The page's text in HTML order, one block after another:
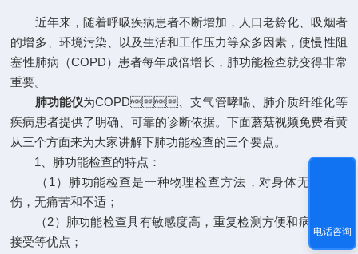
近年来，随着呼吸疾病患者不断增加，人口老龄化、吸烟者
的增多、环境污染、以及生活和工作压力等众多因素，使慢性阻
塞性肺病（COPD）患者每年成倍增长，肺功能检查就变得非常
重要。
肺功能仪为COPD、支气管哮喘、肺介质纤维化等
疾病患者提供了明确、可靠的诊断依据。下面蘑菇视频免费看黄
从三个方面来为大家讲解下肺功能检查的三个要点。
1、肺功能检查的特点：
（1）肺功能检查是一种物理检查方法，对身体无任何损
伤，无痛苦和不适；
（2）肺功能检查具有敏感度高，重复检测方便和病人易于
接受等优点；
电话咨询